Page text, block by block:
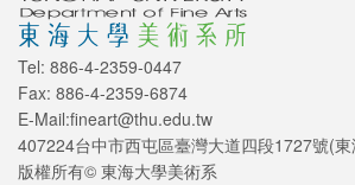
Tel: 886-4-2359-0447
Fax: 886-4-2359-6874
E-Mail:fineart@thu.edu.tw
407224台中市西屯區臺灣大道四段1727號(
版權所有© 東海大學美術系